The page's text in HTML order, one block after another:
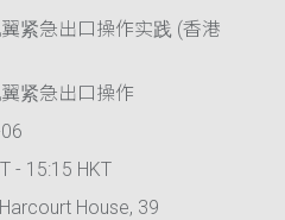
紧急出口操作实践 (香港
紧急出口操作
- 15:15 HKT
House, 39